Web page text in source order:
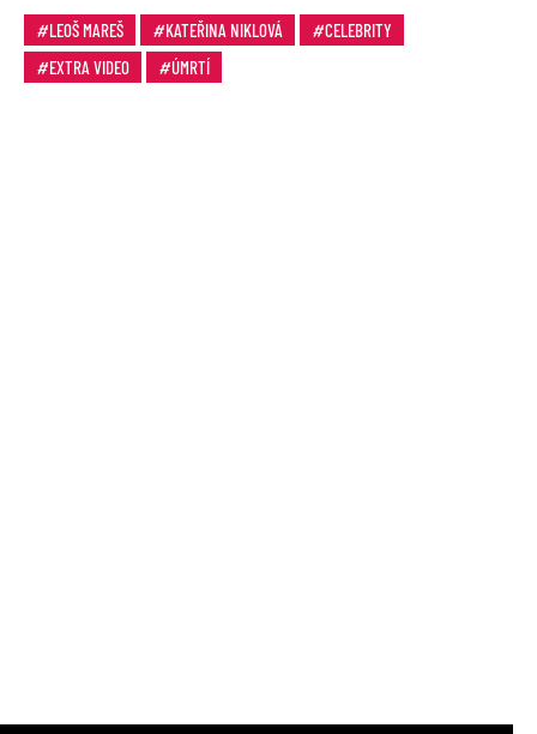
LEOŠ MAREŠ KATEŘINA NIKLOVÁ
CELEBRITY
EXTRA VIDEO
ÚMRTÍ